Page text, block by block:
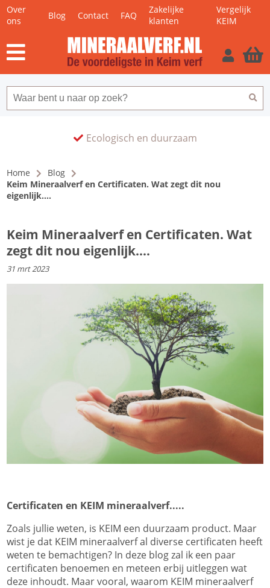
Over
ons
Blog Contact FAQ
Zakelijke
klanten
Vergelijk
KEIM
Ecologisch en duurzaam
Home
Blog
Keim Mineraalverf en Certificaten. Wat zegt dit nou
eigenlijk....
Keim Mineraalverf en Certificaten. Wat
zegt dit nou eigenlijk....
31 mrt 2023
Certificaten en KEIM mineraalverf.....
Zoals jullie weten, is KEIM een duurzaam product. Maar
wist je dat KEIM mineraalverf al diverse certificaten heeft
weten te bemachtigen? In deze blog zal ik een paar
certificaten benoemen en meteen erbij uitleggen wat
deze inhoudt. Maar vooral, waarom KEIM mineraalverf